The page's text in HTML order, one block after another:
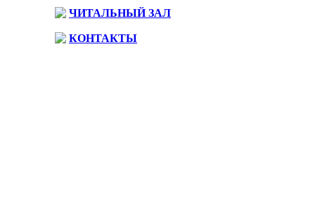
ЧИТАЛЬНЫЙ ЗАЛ
КОНТАКТЫ